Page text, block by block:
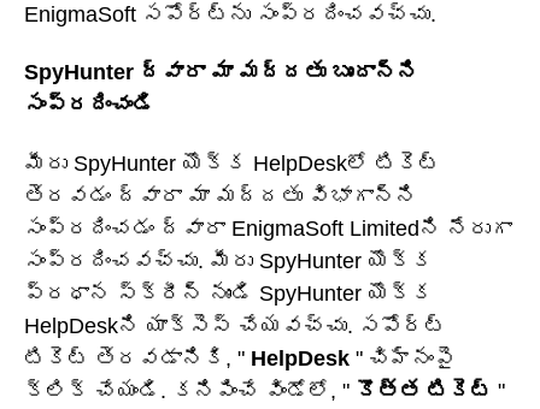
EnigmaSoft సపోర్ట్‌ను సంప్రదించవచ్చు.
SpyHunter ద్వారా మా మద్దతు బృందాన్ని
సంప్రదించండి
మీరు SpyHunter యొక్క HelpDeskలో టికెట్
తెరవడం ద్వారా మా మద్దతు విభాగాన్ని
సంప్రదించడం ద్వారా EnigmaSoft Limitedని నేరుగా
సంప్రదించవచ్చు. మీరు SpyHunter యొక్క
ప్రధాన స్క్రీన్ నుండి SpyHunter యొక్క
HelpDeskని యాక్సెస్ చేయవచ్చు. సపోర్ట్
టికెట్ తెరవడానికి, " HelpDesk " చిహ్నంపై
క్లిక్ చేయండి. కనిపించే విండోలో, " కొత్త టికెట్ "